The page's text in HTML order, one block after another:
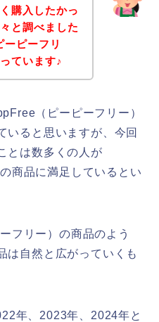
購入したかっ
と調べました
ピーフリ
ています♪
（ピーピーフリー）
いると思いますが、今回
とは数多くの人が
商品に満足しているとい
フリー）の商品のよう
は自然と広がっていくも
年、2023年、2024年と